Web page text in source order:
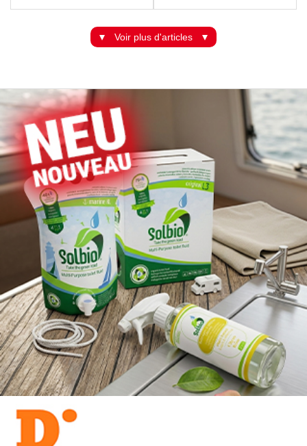
Voir plus d'articles